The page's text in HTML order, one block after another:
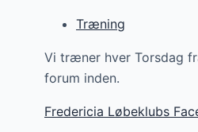
Træning
Vi træner hver Torsdag
forum inden.
Fredericia Løbeklubs